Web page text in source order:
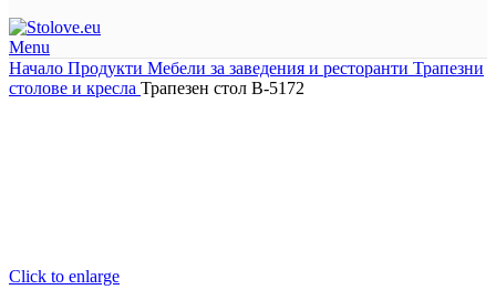
Menu
Начало Продукти Мебели за заведения и ресторанти Трапезни
столове и кресла Трапезен стол B-5172
Click to enlarge